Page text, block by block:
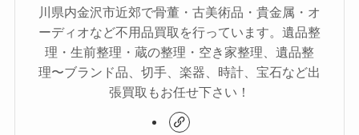
川県内金沢市近郊で骨董・古美術品・貴金属・オ
ーディオなど不用品買取を行っています。遺品整
理・生前整理・蔵の整理・空き家整理、遺品整
理〜ブランド品、切手、楽器、時計、宝石など出
張買取もお任せ下さい！